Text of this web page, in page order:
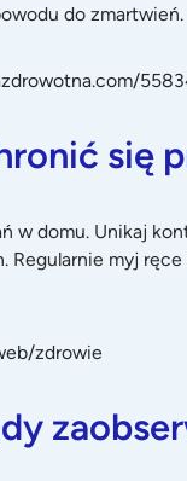
do zmartwień.
się
w domu. Unikaj
Regularnie myj
zdrowie